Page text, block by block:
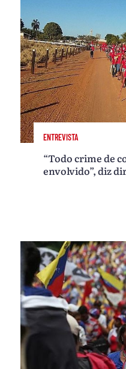
ENTREVISTA
“Todo crime de
envolvido”, diz